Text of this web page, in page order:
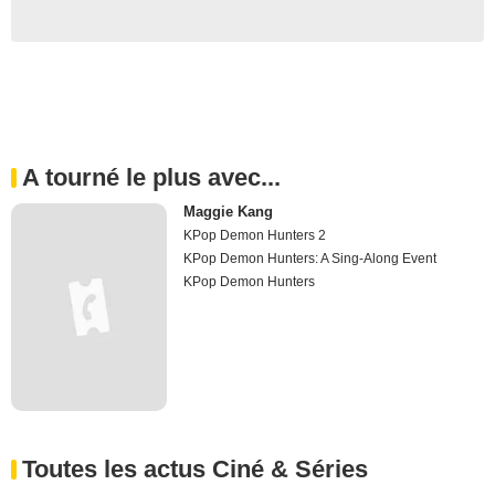
A tourné le plus avec...
Maggie Kang
KPop Demon Hunters 2
KPop Demon Hunters: A Sing-Along Event
KPop Demon Hunters
Toutes les actus Ciné & Séries